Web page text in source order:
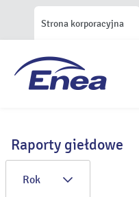
Strona korporacyjna
Raporty giełdowe
Rok